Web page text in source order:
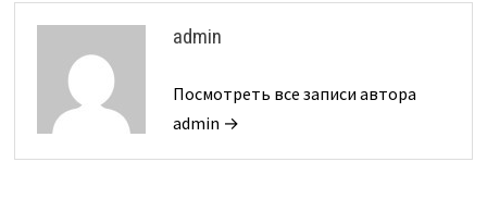
admin
Посмотреть все записи автора
admin →